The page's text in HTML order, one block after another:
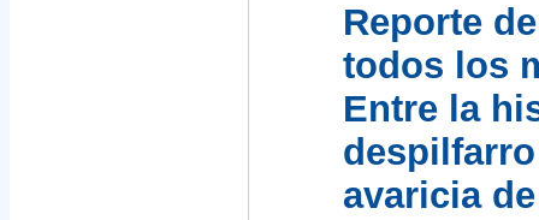
Reporte
todos los
Entre la
avaricia